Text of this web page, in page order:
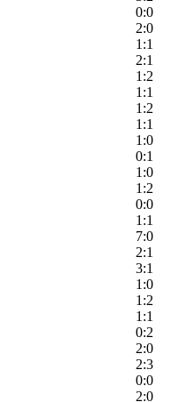
0:0
2:0
1:1
2:1
1:2
1:1
1:2
1:1
1:0
0:1
1:0
1:2
0:0
1:1
7:0
2:1
3:1
1:0
1:2
1:1
0:2
2:0
2:3
0:0
2:0